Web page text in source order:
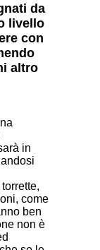
da
livello
con
altro
in
come
ben
non è